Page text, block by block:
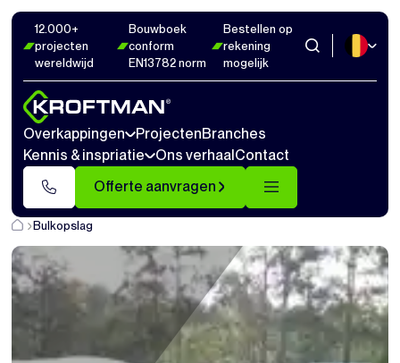
12.000+
projecten
wereldwijd
Bouwboek
conform
EN13782 norm
Bestellen op
rekening
mogelijk
Overkappingen ProjectenBranches
Kennis & inspriatie
Ons verhaalContact
Offerte aanvragen
Bulkopslag